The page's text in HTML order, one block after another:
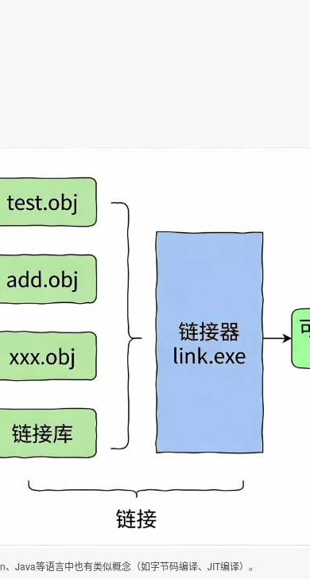
Java等语言中也有类似概念（如字节码编译、JIT编译）。